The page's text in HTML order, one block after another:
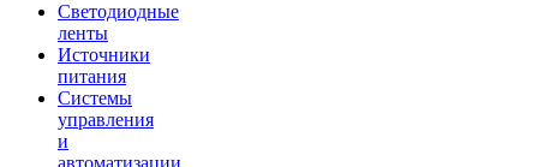
Светодиодные
ленты
Источники
питания
Системы
управления
и
автоматизации